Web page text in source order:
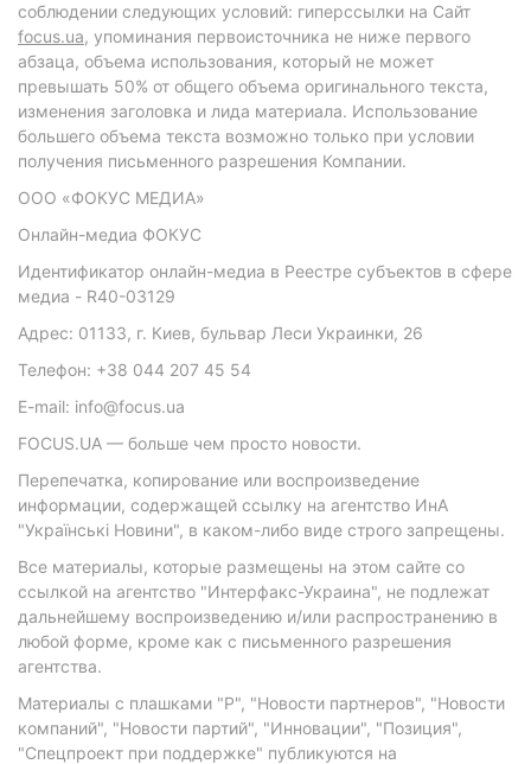
соблюдении следующих условий: гиперссылки на Сайт
focus.ua, упоминания первоисточника не ниже первого
абзаца, объема использования, который не может
превышать 50% от общего объема оригинального текста,
изменения заголовка и лида материала. Использование
большего объема текста возможно только при условии
получения письменного разрешения Компании.
ООО «ФОКУС МЕДИА»
Онлайн-медиа ФОКУС
Идентификатор онлайн-медиа в Реестре субъектов в сфере
медиа - R40-03129
Адрес: 01133, г. Киев, бульвар Леси Украинки, 26
Телефон: +38 044 207 45 54
E-mail: info@focus.ua
FOCUS.UA — больше чем просто новости.
Перепечатка, копирование или воспроизведение
информации, содержащей ссылку на агентство ИнА
"Українські Новини", в каком-либо виде строго запрещены.
Все материалы, которые размещены на этом сайте со
ссылкой на агентство "Интерфакс-Украина", не подлежат
дальнейшему воспроизведению и/или распространению в
любой форме, кроме как с письменного разрешения
агентства.
Материалы с плашками "Р", "Новости партнеров", "Новости
компаний", "Новости партий", "Инновации", "Позиция",
"Спецпроект при поддержке" публикуются на